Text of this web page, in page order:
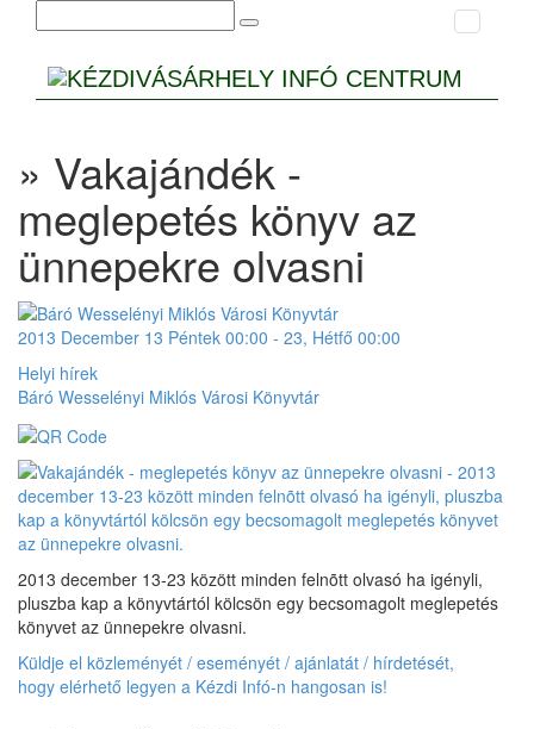
» Vakajándék -
meglepetés könyv az
ünnepekre olvasni
2013 December 13 Péntek 00:00 - 23, Hétfő 00:00
Helyi hírek
Báró Wesselényi Miklós Városi Könyvtár
2013 december 13-23 között minden felnõtt olvasó ha igényli,
pluszba kap a könyvtártól kölcsön egy becsomagolt meglepetés
könyvet az ünnepekre olvasni.
Küldje el közleményét / eseményét / ajánlatát / hírdetését,
hogy elérhető legyen a Kézdi Infó-n hangosan is!